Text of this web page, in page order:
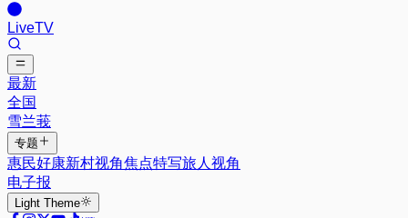
LiveTV
最新
全国
雪兰莪
专题
惠民好康新村视角焦点特写旅人视角
电子报
Light Theme